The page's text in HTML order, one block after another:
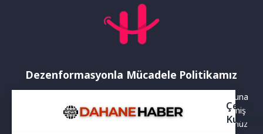
Dezenformasyonla Mücadele Politikamız
Yayınlanan haberler doğruluk ilkesi gözetilerek hazırlanır. Buna
rağmen bazı içeriklerde eksik, hatalı veya güncelliğini yitirmiş
bilgiler bulunabilir.Yanlış veya yanıltıcı olduğunu düşündüğünüz
Çerez